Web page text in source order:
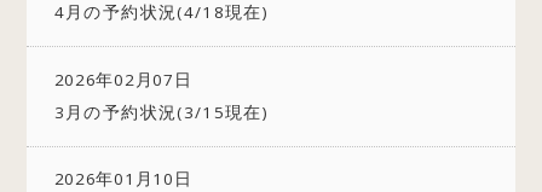
4月の予約状況(4/18現在)
2026年02月07日
3月の予約状況(3/15現在)
2026年01月10日